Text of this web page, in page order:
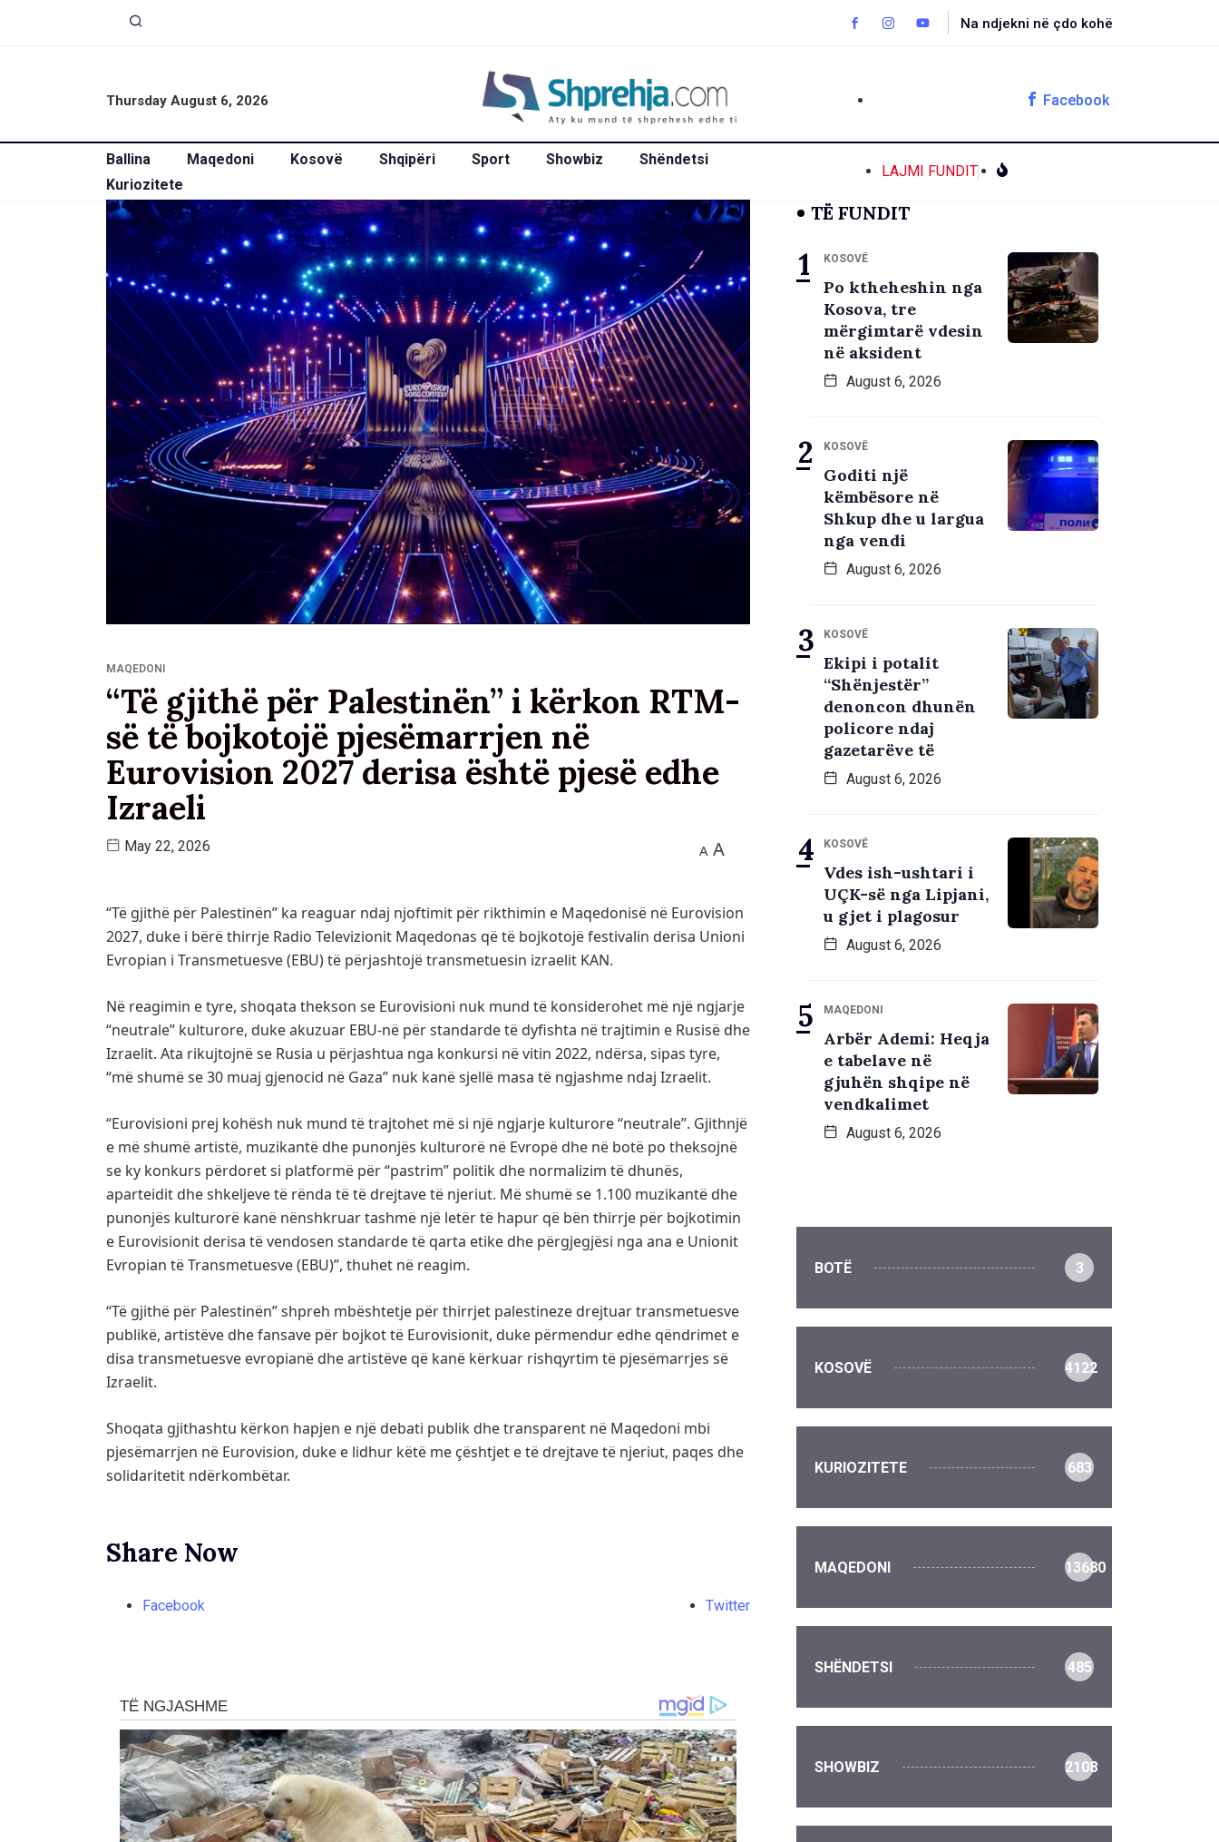
Na ndjekni në çdo kohë
Thursday August 6, 2026 Facebook
Ballina Maqedoni Kosovë Shqipëri Sport Showbiz
Shëndetsi
Kuriozitete
LAJMI FUNDIT
MAQEDONI
“Të gjithë për Palestinën” i kërkon RTM-
së të bojkotojë pjesëmarrjen në
Eurovision 2027 derisa është pjesë edhe
Izraeli
May 22, 2026 A A
“Të gjithë për Palestinën” ka reaguar ndaj njoftimit për rikthimin e Maqedonisë në Eurovision
2027, duke i bërë thirrje Radio Televizionit Maqedonas që të bojkotojë festivalin derisa Unioni
Evropian i Transmetuesve (EBU) të përjashtojë transmetuesin izraelit KAN.
Në reagimin e tyre, shoqata thekson se Eurovisioni nuk mund të konsiderohet më një ngjarje
“neutrale” kulturore, duke akuzuar EBU-në për standarde të dyfishta në trajtimin e Rusisë dhe
Izraelit. Ata rikujtojnë se Rusia u përjashtua nga konkursi në vitin 2022, ndërsa, sipas tyre,
“më shumë se 30 muaj gjenocid në Gaza” nuk kanë sjellë masa të ngjashme ndaj Izraelit.
“Eurovisioni prej kohësh nuk mund të trajtohet më si një ngjarje kulturore “neutrale”. Gjithnjë
e më shumë artistë, muzikantë dhe punonjës kulturorë në Evropë dhe në botë po theksojnë
se ky konkurs përdoret si platformë për “pastrim” politik dhe normalizim të dhunës,
aparteidit dhe shkeljeve të rënda të të drejtave të njeriut. Më shumë se 1.100 muzikantë dhe
punonjës kulturorë kanë nënshkruar tashmë një letër të hapur që bën thirrje për bojkotimin
e Eurovisionit derisa të vendosen standarde të qarta etike dhe përgjegjësi nga ana e Unionit
Evropian të Transmetuesve (EBU)”, thuhet në reagim.
“Të gjithë për Palestinën” shpreh mbështetje për thirrjet palestineze drejtuar transmetuesve
publikë, artistëve dhe fansave për bojkot të Eurovisionit, duke përmendur edhe qëndrimet e
disa transmetuesve evropianë dhe artistëve që kanë kërkuar rishqyrtim të pjesëmarrjes së
Izraelit.
Shoqata gjithashtu kërkon hapjen e një debati publik dhe transparent në Maqedoni mbi
pjesëmarrjen në Eurovision, duke e lidhur këtë me çështjet e të drejtave të njeriut, paqes dhe
solidaritetit ndërkombëtar.
Share Now
Facebook Twitter
TË FUNDIT
KOSOVË
Po ktheheshin nga
Kosova, tre
mërgimtarë vdesin
në aksident
August 6, 2026
KOSOVË
Goditi një
këmbësore në
Shkup dhe u largua
nga vendi
August 6, 2026
KOSOVË
Ekipi i potalit
“Shënjestër”
denoncon dhunën
policore ndaj
gazetarëve të
August 6, 2026
KOSOVË
Vdes ish-ushtari i
UÇK-së nga Lipjani,
u gjet i plagosur
August 6, 2026
MAQEDONI
Arbër Ademi: Heqja
e tabelave në
gjuhën shqipe në
vendkalimet
August 6, 2026
BOTË 3
KOSOVË 4122
KURIOZITETE 683
MAQEDONI 13680
SHËNDETSI 485
SHOWBIZ 2108